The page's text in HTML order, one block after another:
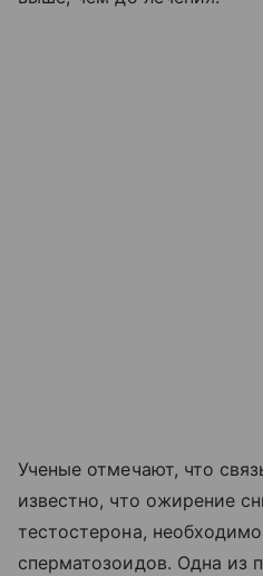
Ученые отмечают, что
известно, что ожирение
тестостерона,
сперматозоидов. Одна из